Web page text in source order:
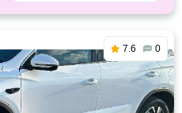
7.6 0